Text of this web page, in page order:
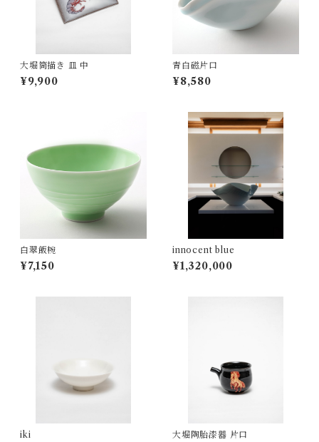
大堀筒描き 皿 中
¥9,900
青白磁片口
¥8,580
白翠飯椀
¥7,150
innocent blue
¥1,320,000
iki 大堀陶胎漆器 片口